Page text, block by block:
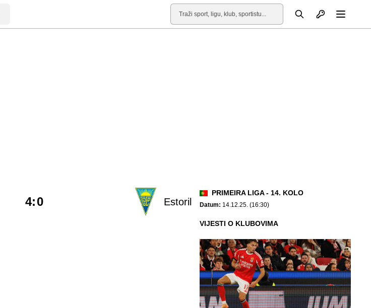
Pretraga Otvori profil
Estoril
4:0
PRIMEIRA LIGA - 14. KOLO
Datum: 14.12.25. (16:30)
VIJESTI O KLUBOVIMA